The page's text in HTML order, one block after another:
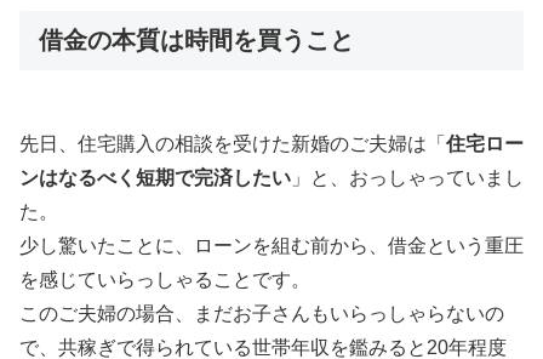
借金の本質は時間を買うこと
先日、住宅購入の相談を受けた新婚のご夫婦は「 住宅ロー
ンはなるべく短期で完済したい 」と、おっしゃっていまし
た。
少し驚いたことに、ローンを組む前から、借金という重圧
を感じていらっしゃることです。
このご夫婦の場合、まだお子さんもいらっしゃらないの
で、共稼ぎで得られている世帯年収を鑑みると20年程度